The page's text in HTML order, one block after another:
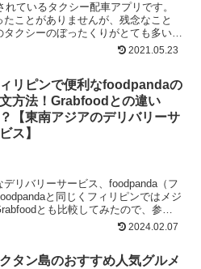
ているタクシー配車アプリです。
ことがありませんが、残念なこと
クシーのぼったくりがとても多いで
する手もありますが、抵抗が...2021.05.23
リピンで便利なfoodpandaの
方法！Grabfoodとの違い
【東南アジアのデリバリーサ
ス】
リバリーサービス、foodpanda（フ
と同じくフィリピンではメジ
とも比較してみたので、参考
2024.02.07
タン島のおすすめ人気グルメ